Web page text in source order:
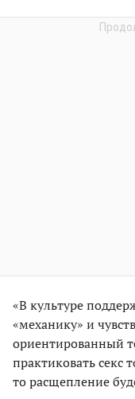
«В культуре
«механику» и
ориентированный
практиковать секс
то расщепление